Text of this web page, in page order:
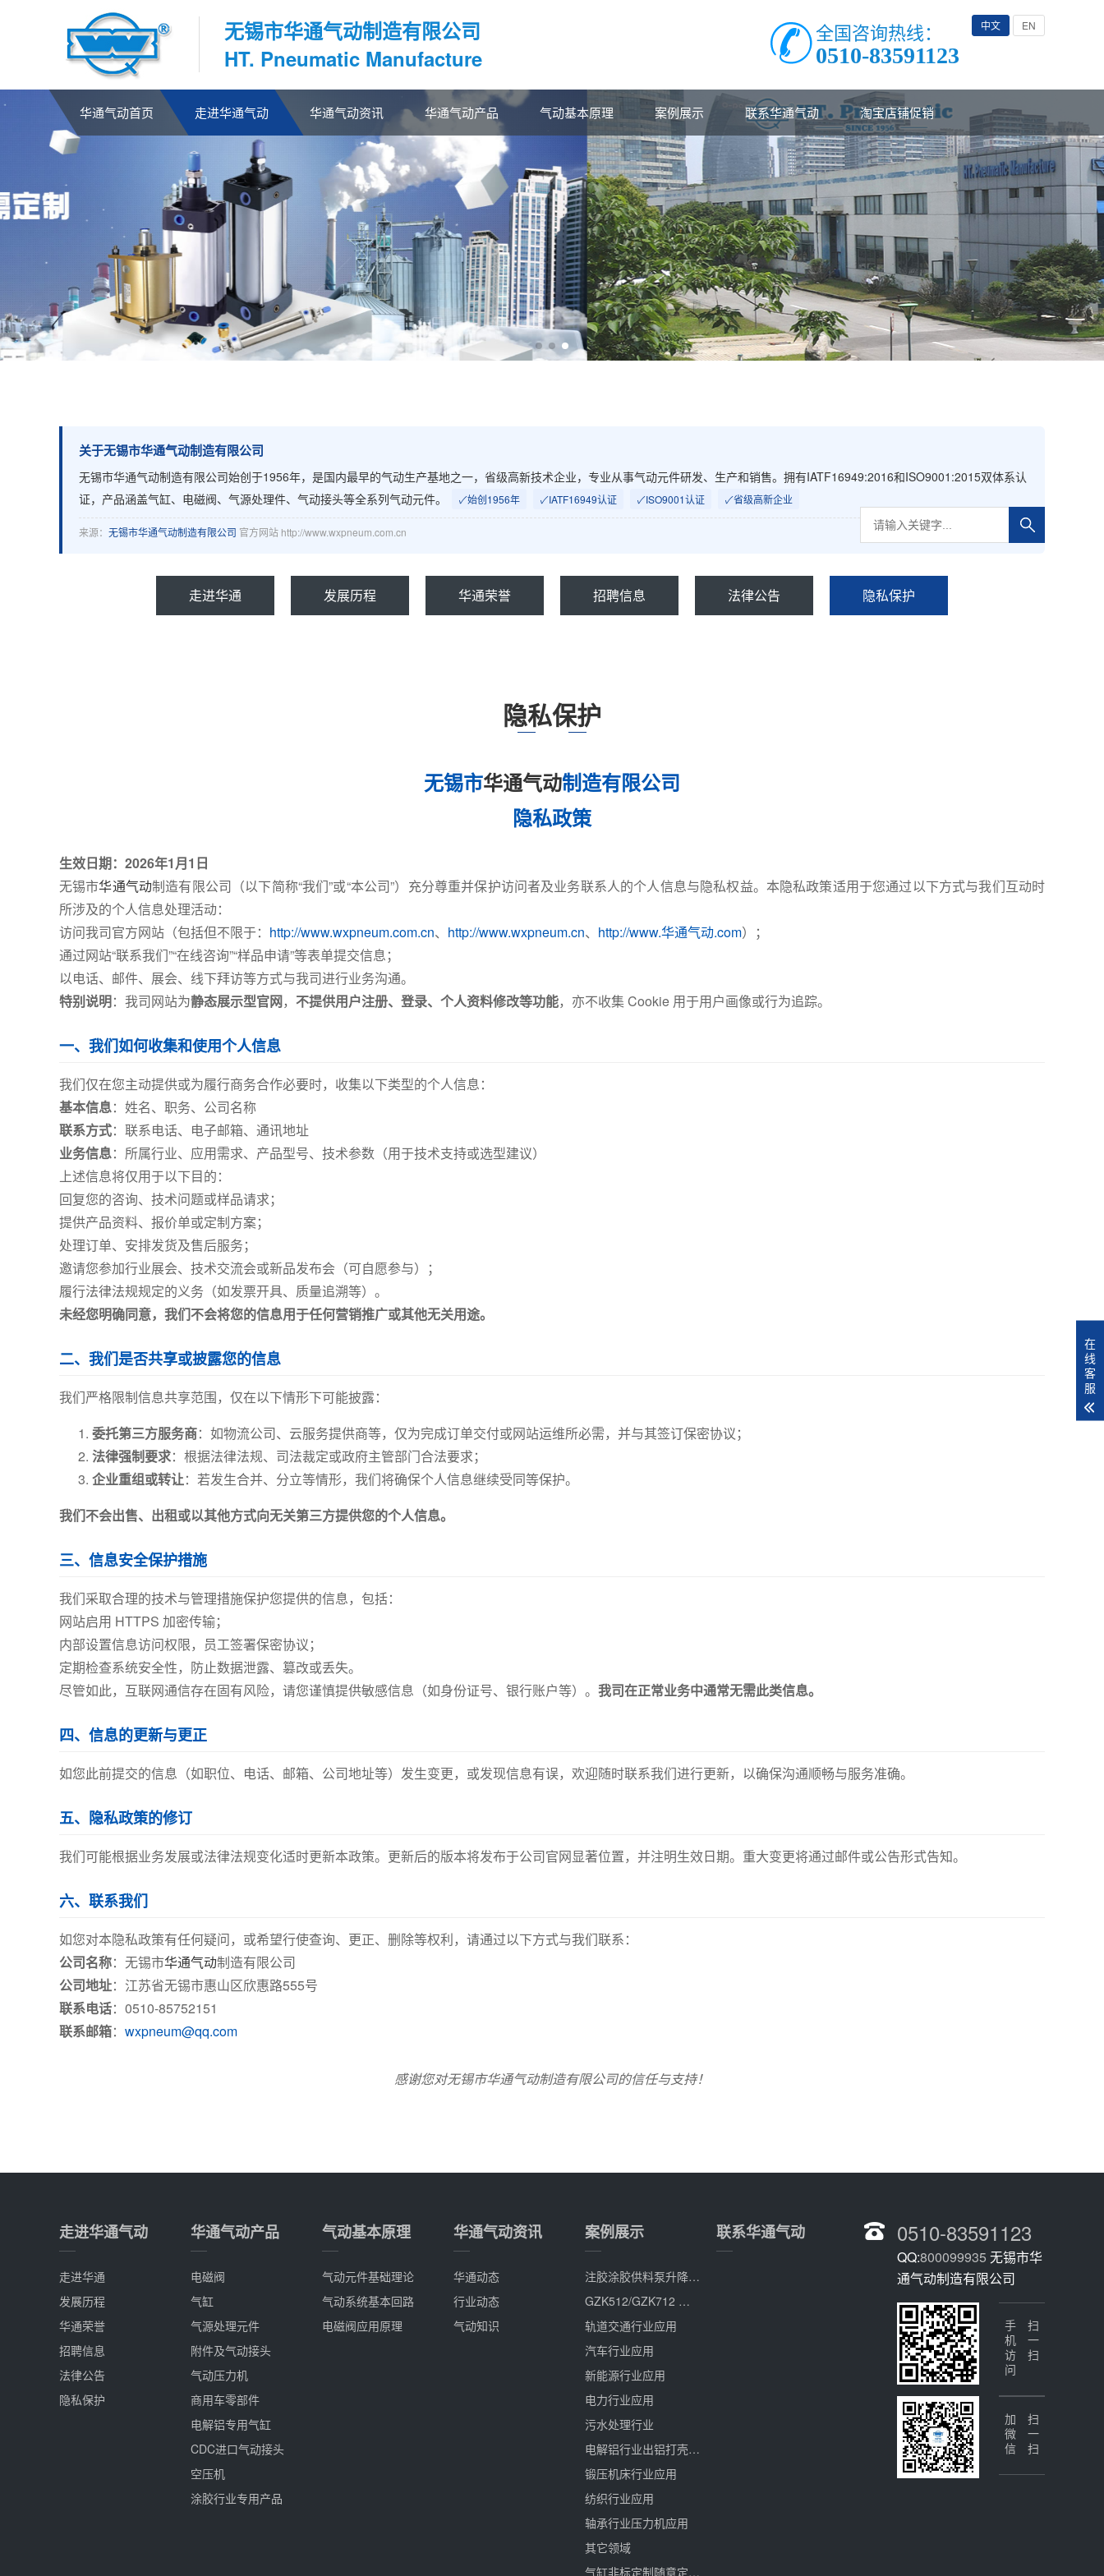
无锡市华通气动制造有限公司
HT. Pneumatic Manufacture
中文 EN
全国咨询热线：
0510-83591123
华通气动首页 走进华通气动 华通气动资讯 华通气动产品 气动基本原理 案例展示 联系华通气动 淘宝店铺促销
关于无锡市华通气动制造有限公司
无锡市华通气动制造有限公司始创于1956年，是国内最早的气动生产基地之一，省级高新技术企业，专业从事气动元件研发、生产和销售。拥有IATF16949:2016和ISO9001:2015双体系认
证，产品涵盖气缸、电磁阀、气源处理件、气动接头等全系列气动元件。
✓始创1956年 ✓ IATF16949认证 ✓ ISO9001认证 ✓省级高新企业
来源： 无锡市华通气动制造有限公司 官方网站 http://www.wxpneum.com.cn
走进华通 发展历程 华通荣誉 招聘信息 法律公告 隐私保护
隐私保护
无锡市华通气动制造有限公司
隐私政策
生效日期：2026年1月1日
无锡市华通气动制造有限公司（以下简称“我们”或“本公司”）充分尊重并保护访问者及业务联系人的个人信息与隐私权益。本隐私政策适用于您通过以下方式与我们互动时
所涉及的个人信息处理活动：
访问我司官方网站（包括但不限于： http://www.wxpneum.com.cn、 http://www.wxpneum.cn、 http://www.华通气动.com）；
通过网站“联系我们”“在线咨询”“样品申请”等表单提交信息；
以电话、邮件、展会、线下拜访等方式与我司进行业务沟通。
特别说明：我司网站为静态展示型官网， 不提供用户注册、登录、个人资料修改等功能，亦不收集 Cookie 用于用户画像或行为追踪。
一、我们如何收集和使用个人信息
我们仅在您主动提供或为履行商务合作必要时，收集以下类型的个人信息：
基本信息：姓名、职务、公司名称
联系方式：联系电话、电子邮箱、通讯地址
业务信息：所属行业、应用需求、产品型号、技术参数（用于技术支持或选型建议）
上述信息将仅用于以下目的：
回复您的咨询、技术问题或样品请求；
提供产品资料、报价单或定制方案；
处理订单、安排发货及售后服务；
邀请您参加行业展会、技术交流会或新品发布会（可自愿参与）；
履行法律法规规定的义务（如发票开具、质量追溯等）。
未经您明确同意，我们不会将您的信息用于任何营销推广或其他无关用途。
二、我们是否共享或披露您的信息
我们严格限制信息共享范围，仅在以下情形下可能披露：
委托第三方服务商：如物流公司、云服务提供商等，仅为完成订单交付或网站运维所必需，并与其签订保密协议；
法律强制要求：根据法律法规、司法裁定或政府主管部门合法要求；
企业重组或转让：若发生合并、分立等情形，我们将确保个人信息继续受同等保护。
我们不会出售、出租或以其他方式向无关第三方提供您的个人信息。
三、信息安全保护措施
我们采取合理的技术与管理措施保护您提供的信息，包括：
网站启用 HTTPS 加密传输；
内部设置信息访问权限，员工签署保密协议；
定期检查系统安全性，防止数据泄露、篡改或丢失。
尽管如此，互联网通信存在固有风险，请您谨慎提供敏感信息（如身份证号、银行账户等）。 我司在正常业务中通常无需此类信息。
四、信息的更新与更正
如您此前提交的信息（如职位、电话、邮箱、公司地址等）发生变更，或发现信息有误，欢迎随时联系我们进行更新，以确保沟通顺畅与服务准确。
五、隐私政策的修订
我们可能根据业务发展或法律法规变化适时更新本政策。更新后的版本将发布于公司官网显著位置，并注明生效日期。重大变更将通过邮件或公告形式告知。
六、联系我们
如您对本隐私政策有任何疑问，或希望行使查询、更正、删除等权利，请通过以下方式与我们联系：
公司名称：无锡市华通气动制造有限公司
公司地址：江苏省无锡市惠山区欣惠路555号
联系电话：0510-85752151
联系邮箱： wxpneum@qq.com
感谢您对无锡市华通气动制造有限公司的信任与支持！
走进华通气动
走进华通
发展历程
华通荣誉
招聘信息
法律公告
隐私保护
华通气动产品
电磁阀
气缸
气源处理元件
附件及气动接头
气动压力机
商用车零部件
电解铝专用气缸
CDC进口气动接头
空压机
涂胶行业专用产品
气动基本原理
气动元件基础理论
气动系统基本回路
电磁阀应用原理
华通气动资讯
华通动态
行业动态
气动知识
案例展示
注胶涂胶供料泵升降气缸、集成控制阀、气马达定制
GZK512/GZK712 高真空电磁阀全场景应用解决方案
轨道交通行业应用
汽车行业应用
新能源行业应用
电力行业应用
污水处理行业
电解铝行业出铝打壳应用
锻压机床行业应用
纺织行业应用
轴承行业压力机应用
其它领域
气缸非标定制随意定更贴近
联系华通气动 0510-83591123
QQ:800099935 无锡市华
通气动制造有限公司
扫一扫
手机访问
扫一扫
加微信
在
线
客
服